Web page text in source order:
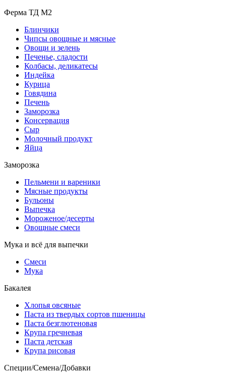
Ферма ТД М2
Блинчики
Чипсы овощные и мясные
Овощи и зелень
Печенье, сладости
Колбасы, деликатесы
Индейка
Курица
Говядина
Печень
Заморозка
Консервация
Сыр
Молочный продукт
Яйца
Заморозка
Пельмени и вареники
Мясные продукты
Бульоны
Выпечка
Мороженое/десерты
Овощные смеси
Мука и всё для выпечки
Смеси
Мука
Бакалея
Хлопья овсяные
Паста из твердых сортов пшеницы
Паста безглютеновая
Крупа гречневая
Паста детская
Крупа рисовая
Специи/Семена/Добавки